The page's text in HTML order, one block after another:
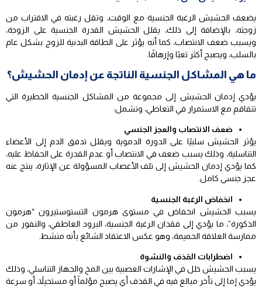
يضعف الحشيش الرغبة الجنسية مع الوقت، وتقل رغبته في الاقتراب من
زوجته، بالإضافة إلى ذلك، يقلل الحشيش القدرة الجنسية على الزوجة،
ويسبب ضعف الانتصاب، كما أنه يؤثر على الطاقة البدنية للزوج بشكل عام
بالسلب، ويصبح أكثر تعبًا وإرهاقًا.
ما هي المشاكل الجنسية الناتجة عن إدمان الحشيش؟
يؤدي إدمان الحشيش إلى مجموعة من المشاكل الجنسية الخطيرة التي
تتفاقم مع الاستمرار في التعاطي، وتشمل:
ضعف الانتصاب والعجز الجنسي
يؤثر الحشيش سلبيًا على الدورة الدموية ويقلل تدفق الدم إلى الأعضاء
التناسلية، وذلك يسبب ضعف في الانتصاب أو عدم القدرة على الحفاظ عليه،
كما يؤدي إدمان الحشيش إلى تلف الأعصاب المسؤولة عن الإثارة، ينتج عنه
عجز جنسي كامل.
انخفاض الرغبة الجنسية
يسبب الحشيش انخفاض في مستوى هرمون التستوستيرون “هرمون
الذكورة”، ما يؤدي إلى فقدان الرغبة الجنسية، البرود العاطفي، والنفور من
ممارسة العلاقة الحميمة، وهو عكس الاعتقاد الشائع بأنه منشط.
اضطرابات القذف والنشوة
يسبب الحشيش خلل في الإشارات العصبية بين المخ والجهاز التناسلي، وذلك
يؤدي إما إلى تأخر مبالغ فيه في القذف أي يصبح مؤلماً أو مستحيلاً، أو سرعة